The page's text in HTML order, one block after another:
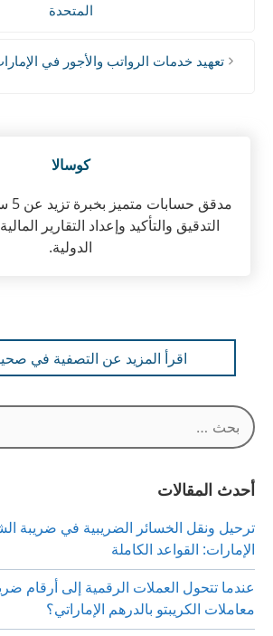
المتحدة
تعهيد خدمات الرواتب والأجور في
كوسالا
التدقيق والتأكيد وإعداد التقارير
الدولية.
اقرأ المزيد عن التصفية في
البحث
عن:
أحدث المقالات
ترحيل ونقل الخسائر الضريبية في ضريبة
الإمارات: القواعد الكاملة
عندما تتحول العملات الرقمية إلى أرقام
معاملات الكريبتو بالدرهم الإماراتي؟